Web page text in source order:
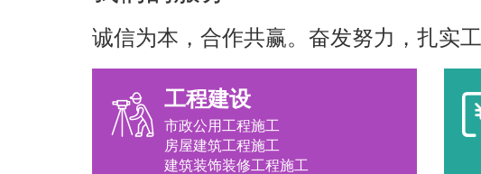
诚信为本，合作共赢。奋发努力，扎实工
工程建设
市政公用工程施工
房屋建筑工程施工
建筑装饰装修工程施工